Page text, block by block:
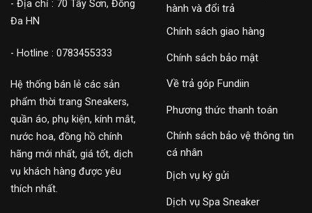
- Địa chỉ : 70 Tây Sơn, Đống
Đa HN
- Hotline : 0783455333
Hệ thống bán lẻ các sản
phẩm thời trang Sneakers,
quần áo, phụ kiện, kính mắt,
nước hoa, đồng hồ chính
hãng mới nhất, giá tốt, dịch
vụ khách hàng được yêu
thích nhất.
hành và đổi trả
Chính sách giao hàng
Chính sách bảo mật
Về trả góp Fundiin
Phương thức thanh toán
Chính sách bảo vệ thông tin
cá nhân
Dịch vụ ký gửi
Dịch vụ Spa Sneaker